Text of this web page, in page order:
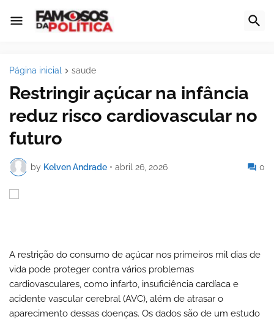
Página inicial saude
Restringir açúcar na infância
reduz risco cardiovascular no
futuro
by Kelven Andrade • abril 26, 2026 0
A restrição do consumo de açúcar nos primeiros mil dias de
vida pode proteger contra vários problemas
cardiovasculares, como infarto, insuficiência cardíaca e
acidente vascular cerebral (AVC), além de atrasar o
aparecimento dessas doenças. Os dados são de um estudo